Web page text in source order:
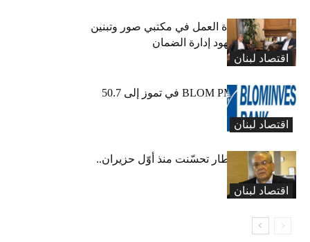
اقتصاد لبنان
كركي يعلن عودة العمل في مكتبي صور وتبنين
وطليس ينوّه بجهود إدارة الضمان
اقتصاد لبنان
ارتفاع مؤشر BLOM PMI في تموز إلى 50.7
نقطة
اقتصاد لبنان
عبود: حركة المطار تحسّنت منذ أوّل حزيران..
ولكن